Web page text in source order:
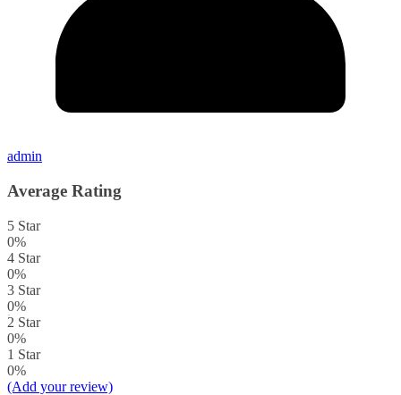
admin
Average Rating
5 Star
0%
4 Star
0%
3 Star
0%
2 Star
0%
1 Star
0%
(Add your review)